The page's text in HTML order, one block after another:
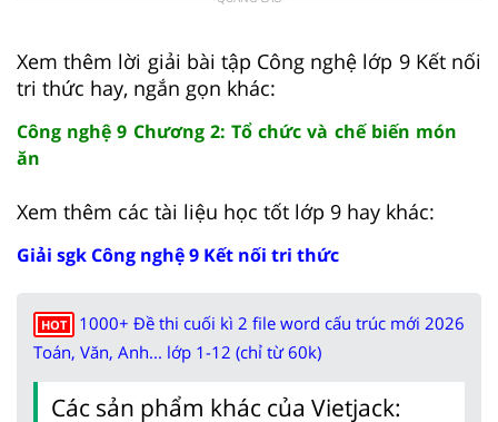
Xem thêm lời giải bài tập Công nghệ lớp 9 Kết nối
tri thức hay, ngắn gọn khác:
Công nghệ 9 Chương 2: Tổ chức và chế biến món
ăn
Xem thêm các tài liệu học tốt lớp 9 hay khác:
Giải sgk Công nghệ 9 Kết nối tri thức
HOT
1000+ Đề thi cuối kì 2 file word cấu trúc mới 2026
Toán, Văn, Anh... lớp 1-12 (chỉ từ 60k)
Các sản phẩm khác của Vietjack: